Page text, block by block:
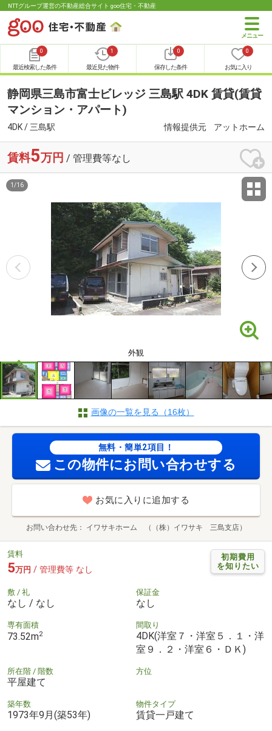
NTTグループ運営の不動産総合サイト goo住宅・不動産
0
最近検索した条件
1
最近見た物件
0
保存した条件
0
お気に入り
静岡県三島市富士ビレッジ 三島駅 4DK 賃貸(賃貸
マンション・アパート)
4DK / 三島駅 情報提供元 アットホーム
賃料5万円 / 管理費等なし
外観
1 /16
画像の一覧を見る（16枚）
無料・簡単2項目！
この物件にお問い合わせする
お気に入りに追加する
お問い合わせ先 イワサキホーム （（株）イワサキ 三島支店）
初期費用
を知りたい
賃料
5万円 / 管理費等 なし
敷 / 礼
なし / なし
保証金
なし
専有面積
73.52m2
間取り
4DK(洋室７・洋室５．１・洋
室９．２・洋室６・ＤＫ)
所在階 / 階数
平屋建て
方位
築年数
1973年9月(築53年)
物件タイプ
賃貸一戸建て